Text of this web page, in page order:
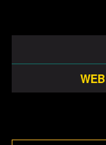
WEB